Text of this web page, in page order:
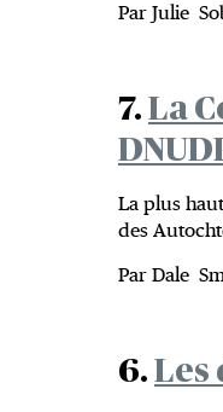
Par Julie
7. La
La plus
des
Par Dale
6. Les